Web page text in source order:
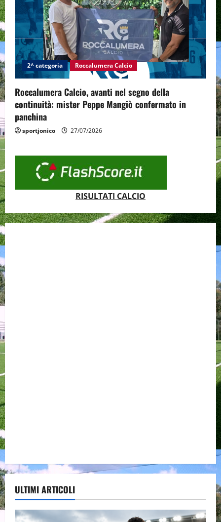
2^ categoria Roccalumera Calcio
Roccalumera Calcio, avanti nel segno della
continuità: mister Peppe Mangiò confermato in
panchina
sportjonico 27/07/2026
RISULTATI CALCIO
ULTIMI ARTICOLI